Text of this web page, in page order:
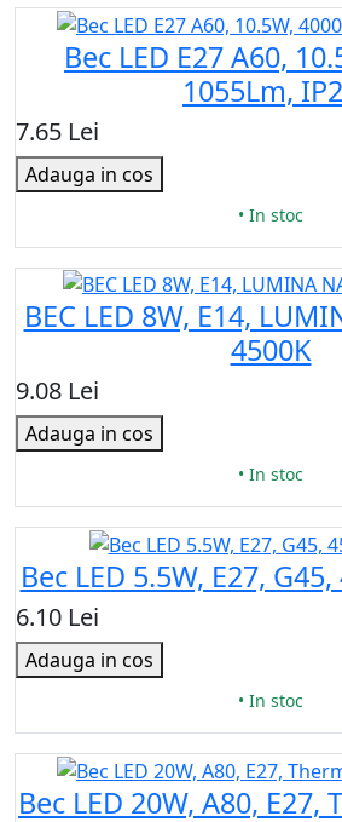
Bec LED E27 A60,
1055Lm,
7.65 Lei
Adauga in cos
• In stoc
BEC LED 8W, E14,
4500K
9.08 Lei
Adauga in cos
• In stoc
Bec LED 5.5W, E27,
6.10 Lei
Adauga in cos
• In stoc
Bec LED 20W, A80,